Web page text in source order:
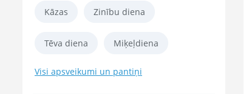
Kāzas Zinību diena
Tēva diena Miķeļdiena
Visi apsveikumi un pantiņi